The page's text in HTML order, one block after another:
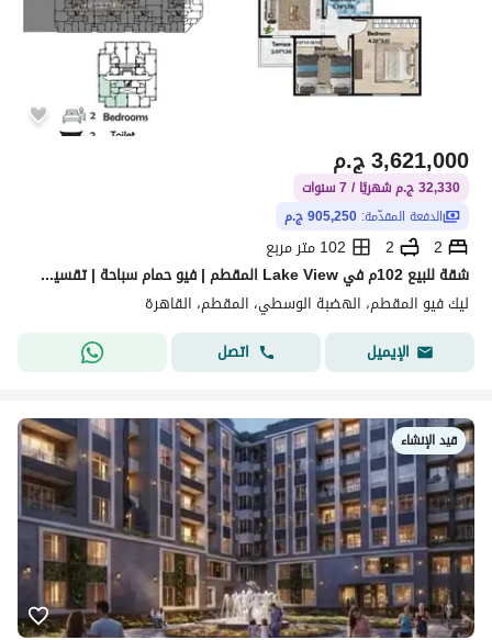
ج.م3,621,000
32,330 ج.م شهريًا / 7 سنوات
الدفعة المقدّمة: 905,250 ج.م
2
2
102 متر مربع
شقة للبيع 102م في Lake View المقطم | فيو حمام سباحة | تقسيط حتى 7 سنوات
ليك فيو المقطم، الهضبة الوسطي، المقطم، القاهرة
الإيميل
اتصل
قيد الإنشاء